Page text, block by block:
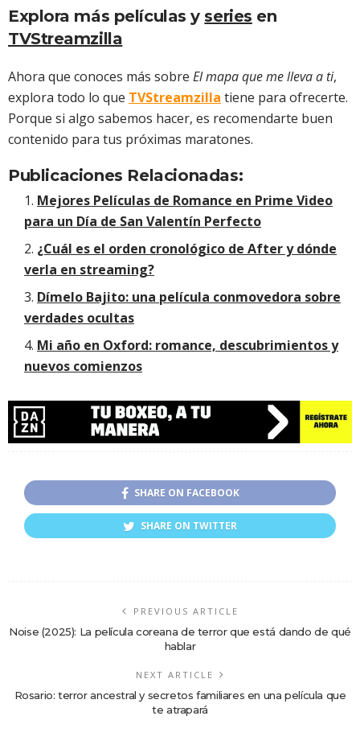
Explora más películas y series en
TVStreamzilla
Ahora que conoces más sobre El mapa que me lleva a ti,
explora todo lo que TVStreamzilla tiene para ofrecerte.
Porque si algo sabemos hacer, es recomendarte buen
contenido para tus próximas maratones.
Publicaciones Relacionadas:
Mejores Películas de Romance en Prime Video
para un Día de San Valentín Perfecto
¿Cuál es el orden cronológico de After y dónde
verla en streaming?
Dímelo Bajito: una película conmovedora sobre
verdades ocultas
Mi año en Oxford: romance, descubrimientos y
nuevos comienzos
SHARE ON FACEBOOK
SHARE ON TWITTER
PREVIOUS ARTICLE
Noise (2025): La película coreana de terror que está dando de qué
hablar
NEXT ARTICLE
Rosario: terror ancestral y secretos familiares en una película que
te atrapará